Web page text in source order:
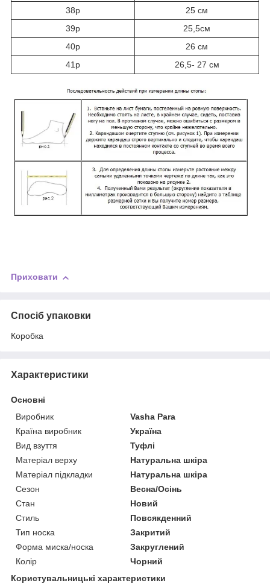
38р
25 см
39р
25,5см
40р
26 см
41р
26,5- 27 см
Приховати
Спосіб упаковки
Коробка
Характеристики
Основні
Виробник
Vasha Para
Країна виробник
Україна
Вид взуття
Туфлі
Матеріал верху
Натуральна шкіра
Матеріал підкладки
Натуральна шкіра
Сезон
Весна/Осінь
Стан
Новий
Стиль
Повсякденний
Тип носка
Закритий
Форма миска/носка
Закруглений
Колір
Чорний
Користувальницькі характеристики